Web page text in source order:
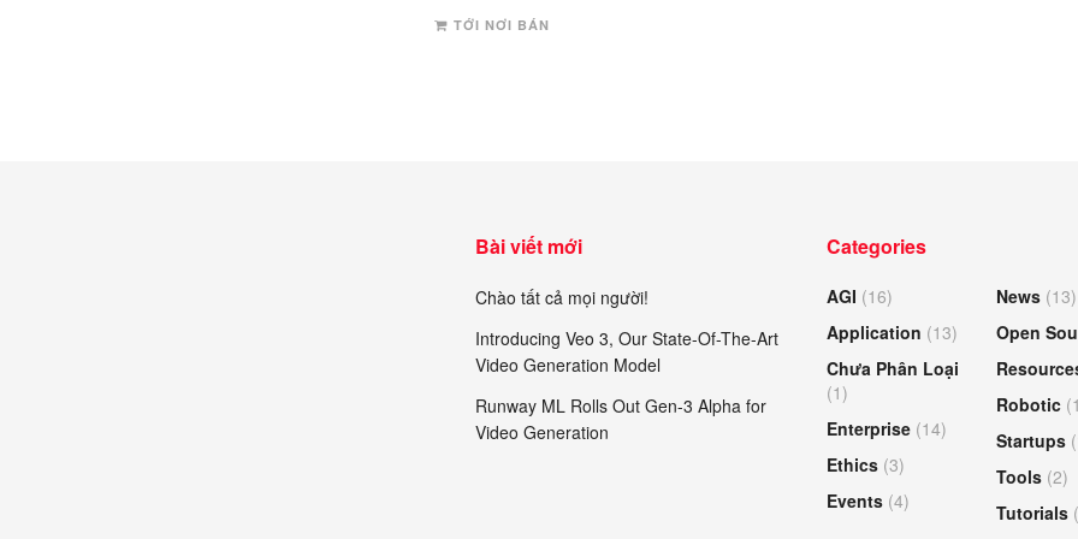
3
5 sao
TỚI NƠI BÁN
Bài viết mới
Chào tất cả mọi người!
Introducing Veo 3, Our State-Of-The-Art
Video Generation Model
Runway ML Rolls Out Gen-3 Alpha for
Video Generation
Categories
AGI (16)
Application (13)
Chưa Phân Loại
(1)
Enterprise (14)
Ethics (3)
Events (4)
News (13)
Open
Robotic
Startups
Tools (2)
Tutorials